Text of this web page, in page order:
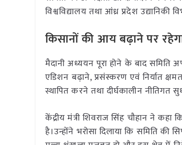
विश्वविद्यालय तथा आंध्र प्रदेश उद्यानिकी
किसानों की आय बढ़ाने पर
मैदानी अध्ययन पूरा होने के बाद समिति
एडिशन बढ़ाने, प्रसंस्करण एवं निर्यात
स्थापित करने तथा दीर्घकालीन नीतिगत
केंद्रीय मंत्री शिवराज सिंह चौहान ने
है।उन्होंने भरोसा दिलाया कि समिति